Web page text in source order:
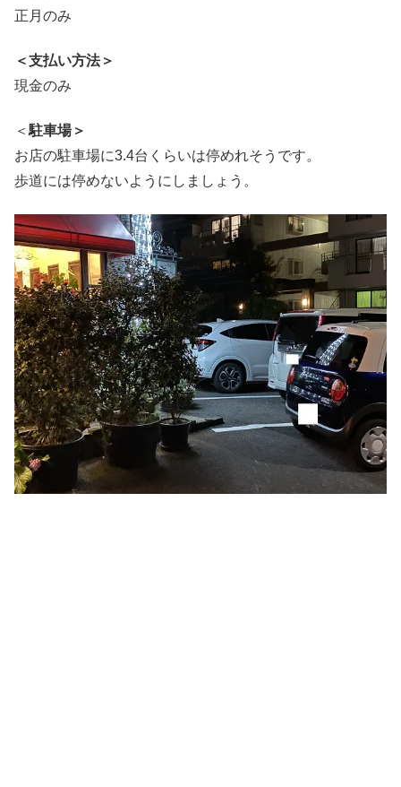
正月のみ
＜支払い方法＞
現金のみ
＜ 駐車場＞
お店の駐車場に3.4台くらいは停めれそうです。
歩道には停めないようにしましょう。